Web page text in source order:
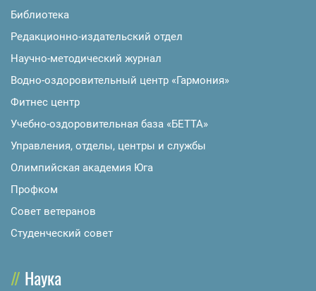
Библиотека
Редакционно-издательский отдел
Научно-методический журнал
Водно-оздоровительный центр «Гармония»
Фитнес центр
Учебно-оздоровительная база «БЕТТА»
Управления, отделы, центры и службы
Олимпийская академия Юга
Профком
Совет ветеранов
Студенческий совет
Наука